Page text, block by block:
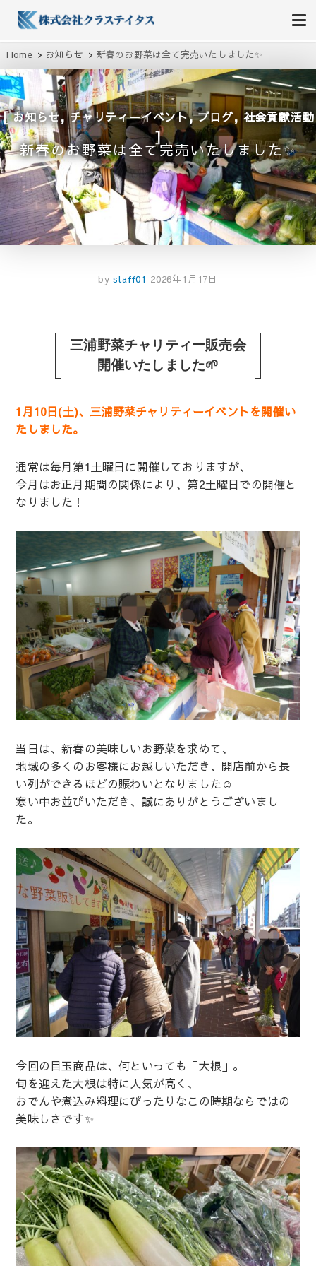
株式会社クラステイタス
地域のコミュニティーを大切にする企業
Home お知らせ 新春のお野菜は全て完売いたしました✨
お知らせ,チャリティーイベント,ブログ,社会貢献活動
新春のお野菜は全て完売いたしました✨
by staff01 2026年1月17日
三浦野菜チャリティー販売会
開催いたしました🌱
1月10日(土)、三浦野菜チャリティーイベントを開催い
たしました。
通常は毎月第1土曜日に開催しておりますが、
今月はお正月期間の関係により、第2土曜日での開催と
なりました！
当日は、新春の美味しいお野菜を求めて、
地域の多くのお客様にお越しいただき、開店前から長
い列ができるほどの賑わいとなりました☺️
寒い中お並びいただき、誠にありがとうございまし
た。
今回の目玉商品は、何といっても「大根」。
旬を迎えた大根は特に人気が高く、
おでんや煮込み料理にぴったりなこの時期ならではの
美味しさです✨